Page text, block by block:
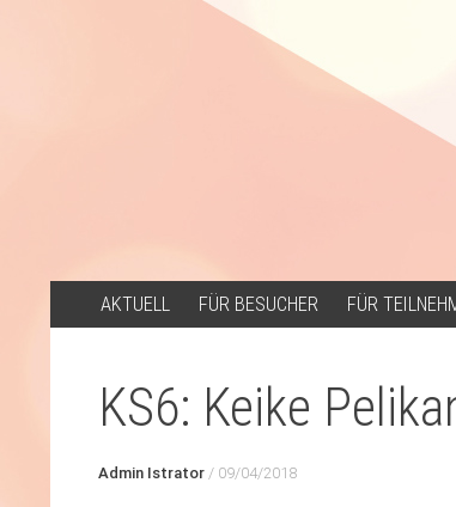
INHALT
AKTUELL FÜR BESUCHER FÜR
KS6: Keike
Admin Istrator / 09/04/2018